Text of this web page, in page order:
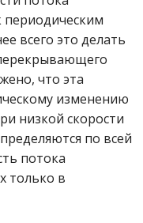
периодическим
всего это делать
что эта
изменению
низкой скорости
по всей
потока
только в